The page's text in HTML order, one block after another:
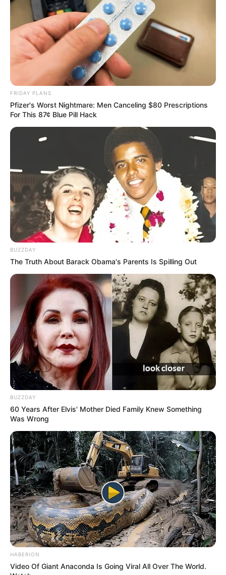
FRIDAY PLANS
Pfizer's Worst Nightmare: Men Canceling $80 Prescriptions
For This 87¢ Blue Pill Hack
BUZZDAY
The Truth About Barack Obama's Parents Is Spilling Out
BUZZDAY
60 Years After Elvis' Mother Died Family Knew Something
Was Wrong
HABERION
Video Of Giant Anaconda Is Going Viral All Over The World.